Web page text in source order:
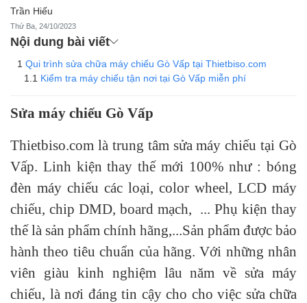
Trần Hiếu
Thứ Ba, 24/10/2023
Nội dung bài viết
Qui trình sửa chữa máy chiếu Gò Vấp tại Thietbiso.com
Kiểm tra máy chiếu tận nơi tại Gò Vấp miễn phí
Sửa máy chiếu Gò Vấp
Thietbiso.com là trung tâm sửa máy chiếu tại Gò
Vấp. Linh kiện thay thế mới 100% như : bóng
đèn máy chiếu các loại, color wheel, LCD máy
chiếu, chip DMD, board mạch, ... Phụ kiện thay
thế là sản phẩm chính hãng,...Sản phẩm được bảo
hành theo tiêu chuẩn của hãng. Với những nhân
viên giàu kinh nghiệm lâu năm về sửa máy
chiếu, là nơi đáng tin cậy cho cho việc sửa chữa